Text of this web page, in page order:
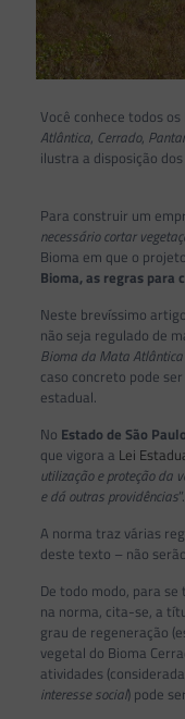
Você conhece todos
Atlântica, Cerrado,
ilustra a disposição
Para construir um
necessário cortar
Bioma em que o
Bioma,as regras para
Neste brevíssimo
não seja regulado de
Bioma da Mata Atlântica
caso concreto pode
estadual.
No Estado de São Paulo
que vigora a Lei
utilização e proteção da
e dá outras providências”.
A norma traz várias
deste texto – não
De todo modo, para
na norma, cita-se, a
grau de regeneração
vegetal do Bioma
atividades
interesse social) pode